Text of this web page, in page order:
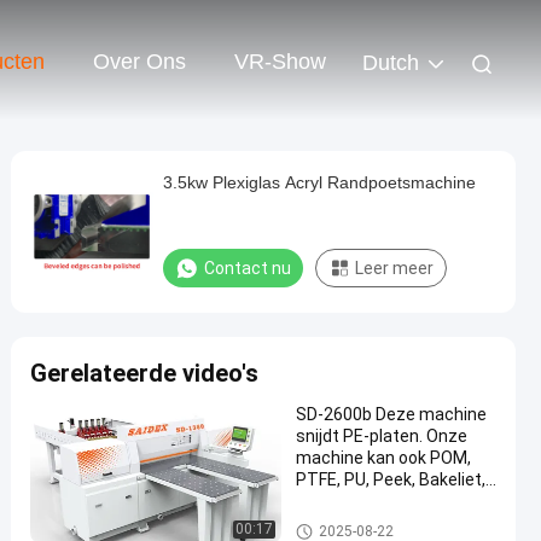
Over Ons VR-Show Dutch
3.5kw Plexiglas Acryl Randpoetsmachine
Contact nu Leer meer
Gerelateerde video's
00:17
SD-2600b Deze machine
snijdt PE-platen. Onze
machine kan ook POM,
PTFE, PU, Peek, Bakeliet,
kunststof platen snijden.
Acrylmachine
2025-08-22